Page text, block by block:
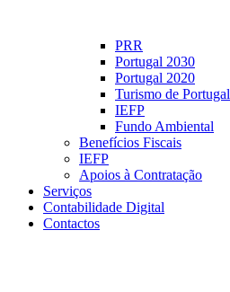
PRR
Portugal 2030
Portugal 2020
Turismo de Portugal
IEFP
Fundo Ambiental
Benefícios Fiscais
IEFP
Apoios à Contratação
Serviços
Contabilidade Digital
Contactos